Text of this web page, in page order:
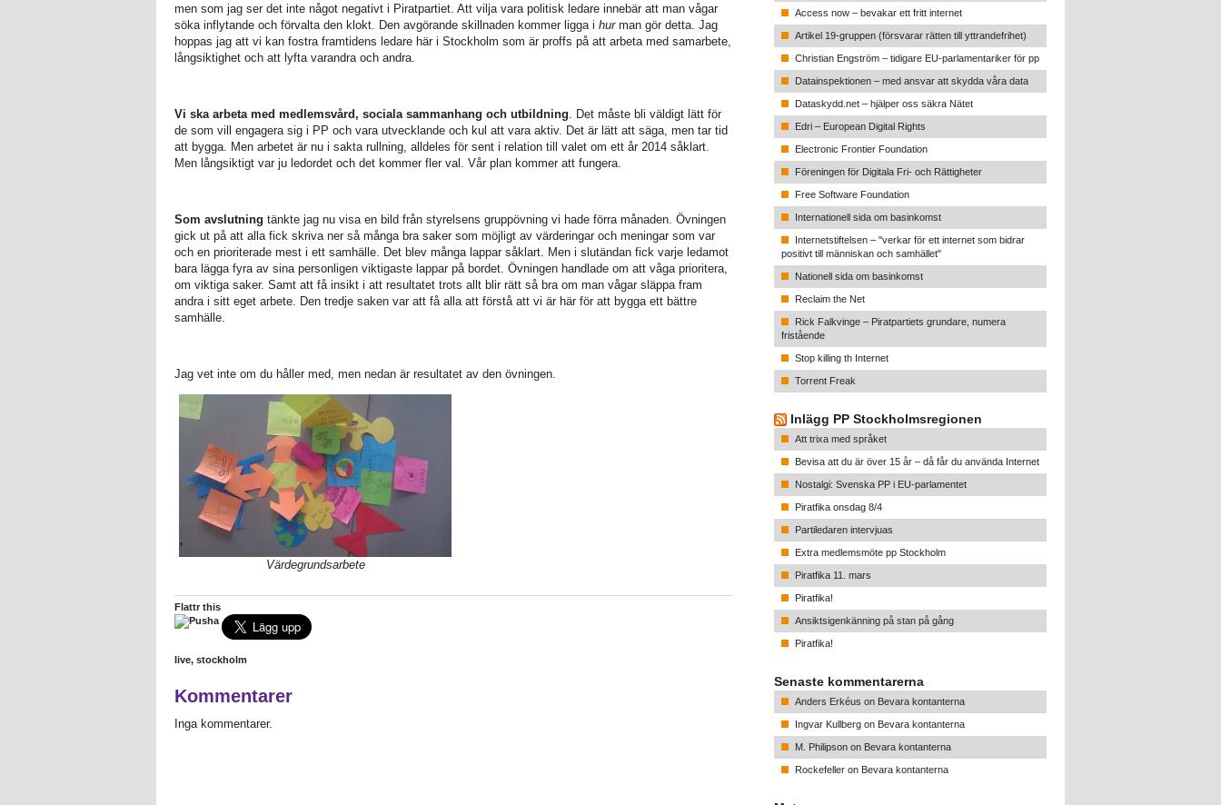
men som jag ser det inte något negativt i Piratpartiet. Att vilja vara politisk ledare innebär att man vågar
söka inflytande och förvalta den klokt. Den avgörande skillnaden kommer ligga i hurman gör detta. Jag
hoppas jag att vi kan fostra framtidens ledare här i Stockholm som är proffs på att arbeta med samarbete,
långsiktighet och att lyfta varandra och andra.
Vi ska arbeta med medlemsvård, sociala sammanhang och utbildning. Det måste bli väldigt lätt för
de som vill engagera sig i PP och vara utvecklande och kul att vara aktiv. Det är lätt att säga, men tar tid
att bygga. Men arbetet är nu i sakta rullning, alldeles för sent i relation till valet om ett år 2014 såklart.
Men långsiktigt var ju ledordet och det kommer fler val. Vår plan kommer att fungera.
Som avslutning tänkte jag nu visa en bild från styrelsens gruppövning vi hade förra månaden. Övningen
gick ut på att alla fick skriva ner så många bra saker som möjligt av värderingar och meningar som var
och en prioriterade mest i ett samhälle. Det blev många lappar såklart. Men i slutändan fick varje ledamot
bara lägga fyra av sina personligen viktigaste lappar på bordet. Övningen handlade om att våga prioritera,
om viktiga saker. Samt att få insikt i att resultatet trots allt blir rätt så bra om man vågar släppa fram
andra i sitt eget arbete. Den tredje saken var att få alla att förstå att vi är här för att bygga ett bättre
samhälle.
Jag vet inte om du håller med, men nedan är resultatet av den övningen.
Värdegrundsarbete
Flattr this
live, stockholm
Kommentarer
Inga kommentarer.
Access now – bevakar ett fritt internet
Artikel 19-gruppen (försvarar rätten till yttrandefrihet)
Christian Engström – tidigare EU-parlamentariker för pp
Datainspektionen – med ansvar att skydda våra data
Dataskydd.net – hjälper oss säkra Nätet
Edri – European Digital Rights
Electronic Frontier Foundation
Föreningen för Digitala Fri- och Rättigheter
Free Software Foundation
Internationell sida om basinkomst
Internetstiftelsen – "verkar för ett internet som bidrar
positivt till människan och samhället"
Nationell sida om basinkomst
Reclaim the Net
Rick Falkvinge – Piratpartiets grundare, numera
fristående
Stop killing th Internet
Torrent Freak
Inlägg PP Stockholmsregionen
Att trixa med språket
Bevisa att du är över 15 år – då får du använda Internet
Nostalgi: Svenska PP i EU-parlamentet
Piratfika onsdag 8/4
Partiledaren intervjuas
Extra medlemsmöte pp Stockholm
Piratfika 11. mars
Piratfika!
Ansiktsigenkänning på stan på gång
Piratfika!
Senaste kommentarerna
Anders Erkéus on Bevara kontanterna
Ingvar Kullberg on Bevara kontanterna
M. Philipson on Bevara kontanterna
Rockefeller on Bevara kontanterna